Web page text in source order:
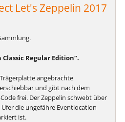
Let's Zeppelin 2017
Regular Edition“.
angebrachte
und gibt nach dem
frei. Der Zeppelin schwebt über
die ungefähre Eventlocation
ist.